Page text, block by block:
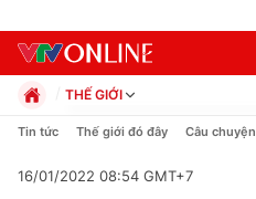
THẾ GIỚI
Chính trị
Pháp luật
Tin tức Thế giới đó đây Câu
16/01/2022 08:54 GMT+7